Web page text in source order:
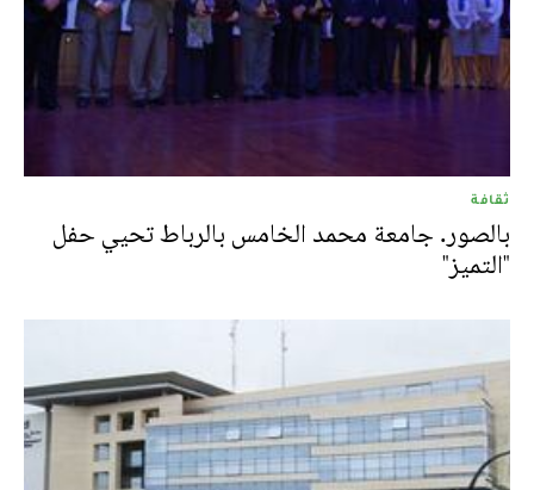
ثقافة
بالصور. جامعة محمد الخامس بالرباط تحيي حفل
"التميز"